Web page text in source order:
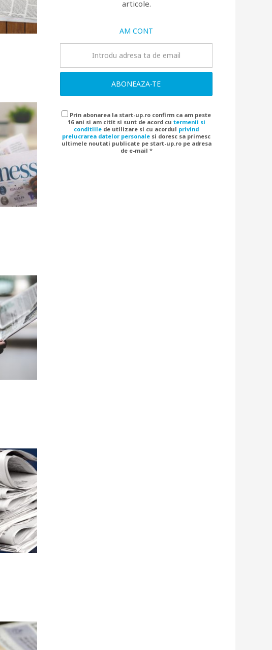
articole.
AM CONT
ABONEAZA-TE
Prin abonarea la start-up.ro confirm ca am peste
16 ani si am citit si sunt de acord cu termenii si
conditiile de utilizare si cu acordul privind
prelucrarea datelor personale si doresc sa primesc
ultimele noutati publicate pe start-up.ro pe adresa
de e-mail *